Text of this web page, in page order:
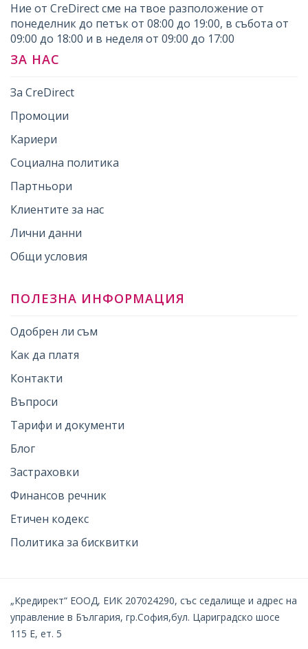
Ние от CreDirect сме на твое разположение от
понеделник до петък от 08:00 до 19:00, в събота от
09:00 до 18:00 и в неделя от 09:00 до 17:00
ЗА НАС
За CreDirect
Промоции
Кариери
Социална политика
Партньори
Клиентите за нас
Лични данни
Общи условия
ПОЛЕЗНА ИНФОРМАЦИЯ
Одобрен ли съм
Как да платя
Контакти
Въпроси
Тарифи и документи
Блог
Застраховки
Финансов речник
Етичен кодекс
Политика за бисквитки
„Кредирект“ ЕООД, ЕИК 207024290, със седалище и адрес на
управление в България, гр.София,бул. Цариградско шосе
115 Е, ет. 5